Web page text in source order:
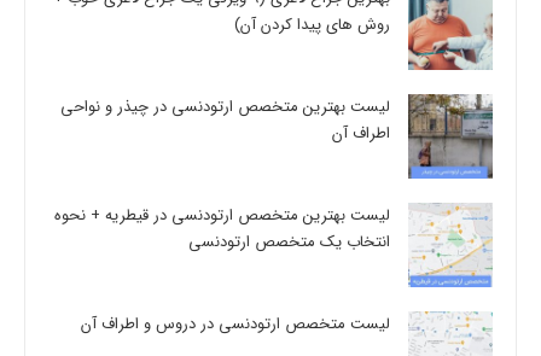
روش های پیدا کردن آن)
لیست بهترین متخصص ارتودنسی در چیذر و نواحی
اطراف آن
لیست بهترین متخصص ارتودنسی در قیطریه + نحوه
انتخاب یک متخصص ارتودنسی
لیست متخصص ارتودنسی در دروس و اطراف آن